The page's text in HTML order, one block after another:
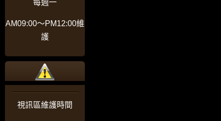
每週一
AM09:00〜PM12:00維
護
視訊區維護時間